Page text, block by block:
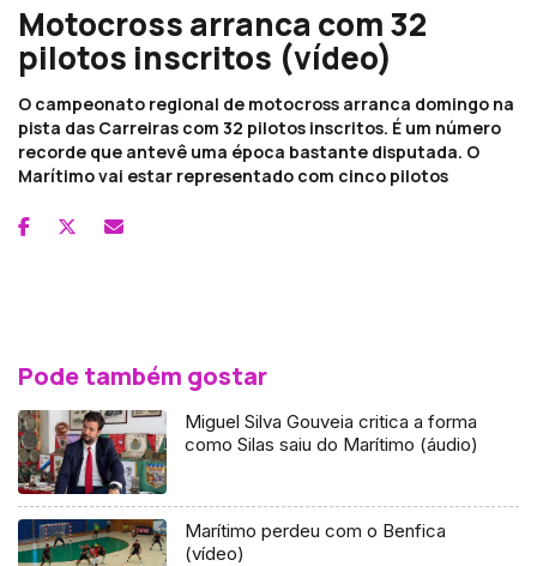
Motocross arranca com 32
pilotos inscritos (vídeo)
O campeonato regional de motocross arranca domingo na
pista das Carreiras com 32 pilotos inscritos. É um número
recorde que antevê uma época bastante disputada. O
Marítimo vai estar representado com cinco pilotos
Pode também gostar
Miguel Silva Gouveia critica a forma
como Silas saiu do Marítimo (áudio)
Marítimo perdeu com o Benfica
(vídeo)